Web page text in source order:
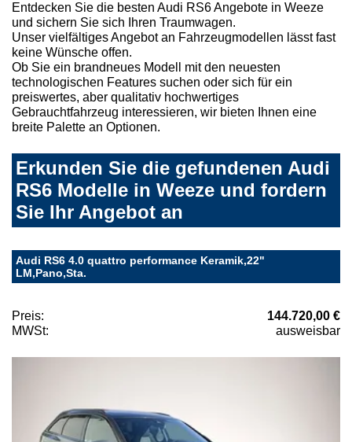
Entdecken Sie die besten Audi RS6 Angebote in Weeze
und sichern Sie sich Ihren Traumwagen.
Unser vielfältiges Angebot an Fahrzeugmodellen lässt fast
keine Wünsche offen.
Ob Sie ein brandneues Modell mit den neuesten
technologischen Features suchen oder sich für ein
preiswertes, aber qualitativ hochwertiges
Gebrauchtfahrzeug interessieren, wir bieten Ihnen eine
breite Palette an Optionen.
Erkunden Sie die gefundenen Audi
RS6 Modelle in Weeze und fordern
Sie Ihr Angebot an
Audi RS6 4.0 quattro performance Keramik,22"
LM,Pano,Sta.
Preis:
144.720,00 €
MWSt:
ausweisbar